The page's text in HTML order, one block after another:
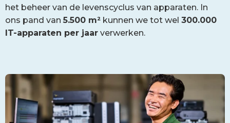
het beheer van de levenscyclus van apparaten. In
ons pand van 5.500 m² kunnen we tot wel 300.000
IT-apparaten per jaar verwerken.